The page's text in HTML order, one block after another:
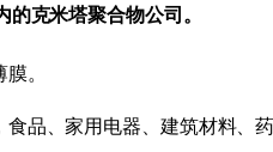
克米塔聚合物公司。
。
品、家用电器、建筑材料、